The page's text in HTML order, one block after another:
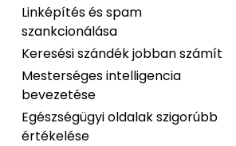
Linképítés és spam
szankcionálása
Keresési szándék jobban számít
Mesterséges intelligencia
bevezetése
Egészségügyi oldalak szigorúbb
értékelése